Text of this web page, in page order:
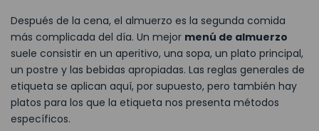
Después de la cena, el almuerzo es la segunda comida
más complicada del día. Un mejor menú de almuerzo
suele consistir en un aperitivo, una sopa, un plato principal,
un postre y las bebidas apropiadas. Las reglas generales de
etiqueta se aplican aquí, por supuesto, pero también hay
platos para los que la etiqueta nos presenta métodos
específicos.